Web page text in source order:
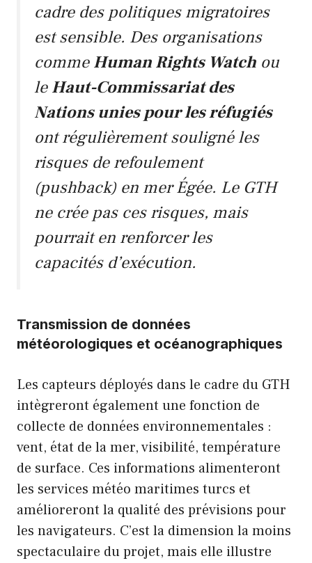
cadre des politiques migratoires
est sensible. Des organisations
commeHuman Rights Watch ou
leHaut-Commissariat des
Nations unies pour les réfugiés
ont régulièrement souligné les
risques de refoulement
(pushback) en mer Égée. Le GTH
ne crée pas ces risques, mais
pourrait en renforcer les
capacités d’exécution.
Transmission de données
météorologiques et océanographiques
Les capteurs déployés dans le cadre du GTH
intègreront également une fonction de
collecte de données environnementales :
vent, état de la mer, visibilité, température
de surface. Ces informations alimenteront
les services météo maritimes turcs et
amélioreront la qualité des prévisions pour
les navigateurs. C’est la dimension la moins
spectaculaire du projet, mais elle illustre